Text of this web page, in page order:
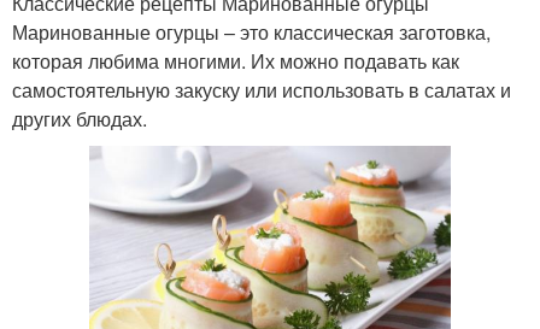
Маринованные огурцы – это классическая заготовка,
которая любима многими. Их можно подавать как
самостоятельную закуску или использовать в салатах и
других блюдах.